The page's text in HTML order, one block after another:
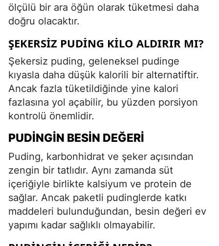
ölçülü bir ara öğün olarak tüketmesi daha
doğru olacaktır.
ŞEKERSIZ PUDING KILO ALDIRIR MI?
Şekersiz puding, geleneksel pudinge
kıyasla daha düşük kalorili bir alternatiftir.
Ancak fazla tüketildiğinde yine kalori
fazlasına yol açabilir, bu yüzden porsiyon
kontrolü önemlidir.
PUDINGIN BESIN DEĞERI
Puding, karbonhidrat ve şeker açısından
zengin bir tatlıdır. Aynı zamanda süt
içeriğiyle birlikte kalsiyum ve protein de
sağlar. Ancak paketli pudinglerde katkı
maddeleri bulunduğundan, besin değeri ev
yapımı kadar sağlıklı olmayabilir.